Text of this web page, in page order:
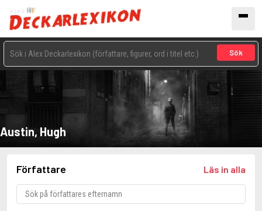
Sök
Austin, Hugh
Författare Läs in alla